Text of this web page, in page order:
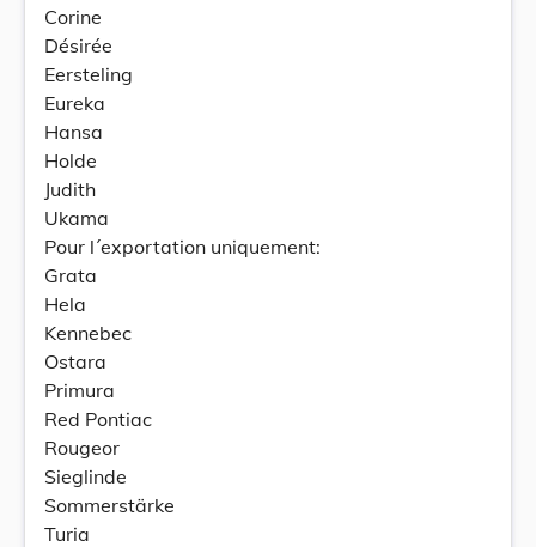
Corine
Désirée
Eersteling
Eureka
Hansa
Holde
Judith
Ukama
Pour l´exportation uniquement:
Grata
Hela
Kennebec
Ostara
Primura
Red Pontiac
Rougeor
Sieglinde
Sommerstärke
Turia